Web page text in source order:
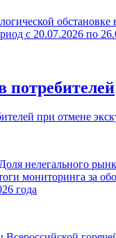
обстановке
с 20.07.2026 по
потребителей
при отмене
нелегального
мониторинга за
года